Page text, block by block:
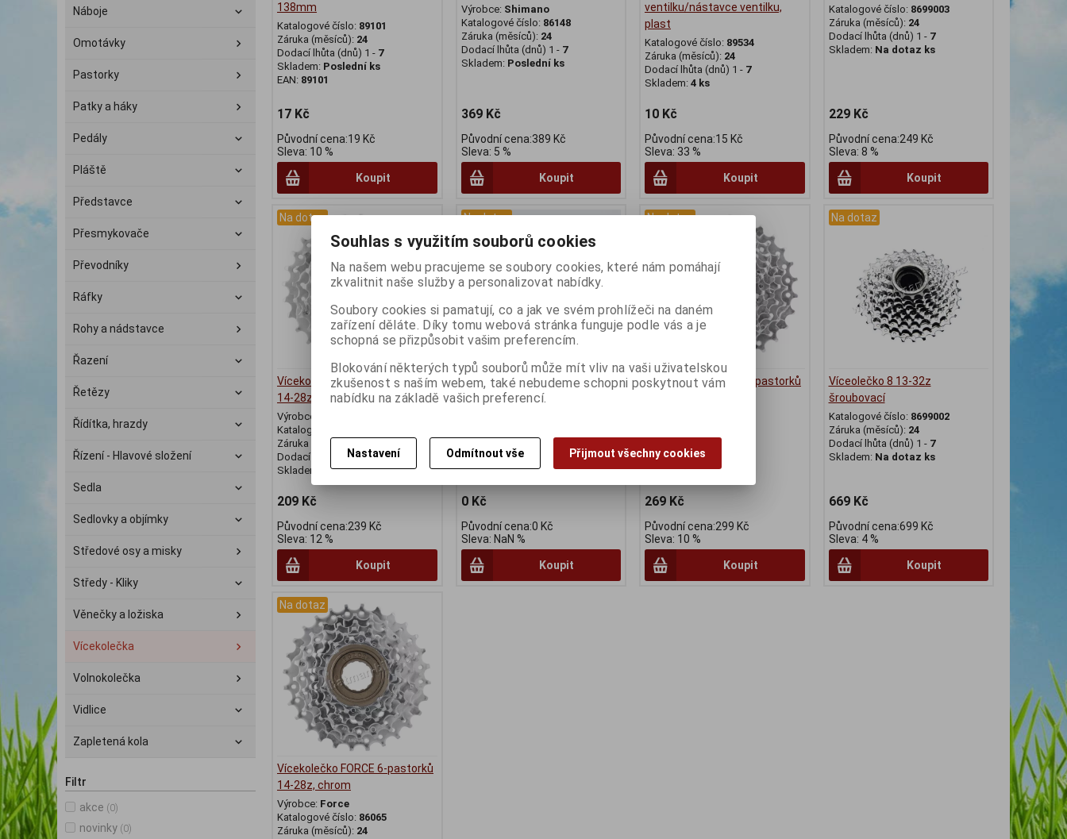
Náboje
Omotávky
Pastorky
Patky a háky
Pedály
Pláště
Představce
Přesmykovače
Převodníky
Ráfky
Rohy a nádstavce
Řazení
Řetězy
Řídítka, hrazdy
Řízení - Hlavové složení
Sedla
Sedlovky a objímky
Středové osy a misky
Středy - Kliky
Věnečky a ložiska
Vícekolečka
Volnokolečka
Vidlice
Zapletená kola
Filtr
akce (0)
novinky (0)
138mm
Katalogové číslo: 89101
Záruka (měsíců): 24
Dodací lhůta (dnů) 1 - 7
Skladem: Poslední ks
EAN: 89101
17 Kč
Původní cena:19 Kč
Sleva: 10 %
Koupit
Výrobce: Shimano
Katalogové číslo: 86148
Záruka (měsíců): 24
Dodací lhůta (dnů) 1 -7
Skladem: Poslední ks
369 Kč
Původní cena:389 Kč
Sleva: 5 %
Koupit
ventilku/nástavce ventilku,
plast
Katalogové číslo: 89534
Záruka (měsíců): 24
Dodací lhůta (dnů) 1 - 7
Skladem: 4 ks
10 Kč
Původní cena:15 Kč
Sleva: 33 %
Koupit
Katalogové číslo: 8699003
Záruka (měsíců): 24
Dodací lhůta (dnů) 1 -7
Skladem: Na dotaz ks
229 Kč
Původní cena:249 Kč
Sleva: 8 %
Koupit
Na dotaz
Vícekolečko FORCE 5-pastorků
14-28z, chrom
Výrobce:
Katalogové číslo:
Záruka (měsíců):
Dodací lhůta (dnů) 1 -7
Skladem:
Na dotaz ks
209 Kč
Původní cena:239 Kč
Sleva: 12 %
Koupit
Na dotaz
Dotaz na zboží
Katalogové číslo:DOTAZ
Skladem:Na dotaz Ks
Dotaz na zboží které jste tu
0 Kč
Původní cena:0 Kč
Sleva: NaN %
Koupit
Na dotaz
Vícekolečko FORCE 7-pastorků
Dodací lhůta (dnů) 1 -
Skladem:Na dotaz ks
269 Kč
Původní cena:299 Kč
Sleva: 10 %
Koupit
Na dotaz
Víceolečko 8 13-32z
šroubovací
Katalogové číslo: 8699002
Záruka (měsíců): 24
Dodací lhůta (dnů) 1 -7
Skladem: Na dotaz ks
669 Kč
Původní cena:699 Kč
Sleva: 4 %
Koupit
Na dotaz
Vícekolečko FORCE 6-pastorků
14-28z, chrom
Výrobce: Force
Katalogové číslo: 86065
Záruka (měsíců): 24
Souhlas s využitím souborů cookies
Na našem webu pracujeme se soubory cookies, které nám pomáhají
zkvalitnit naše služby a personalizovat nabídky.
Soubory cookies si pamatují, co a jak ve svém prohlížeči na daném
zařízení děláte. Díky tomu webová stránka funguje podle vás a je
schopná se přizpůsobit vašim preferencím.
Blokování některých typů souborů může mít vliv na vaši uživatelskou
zkušenost s naším webem, také nebudeme schopni poskytnout vám
nabídku na základě vašich preferencí.
Nastavení Odmítnout vše Přijmout všechny cookies